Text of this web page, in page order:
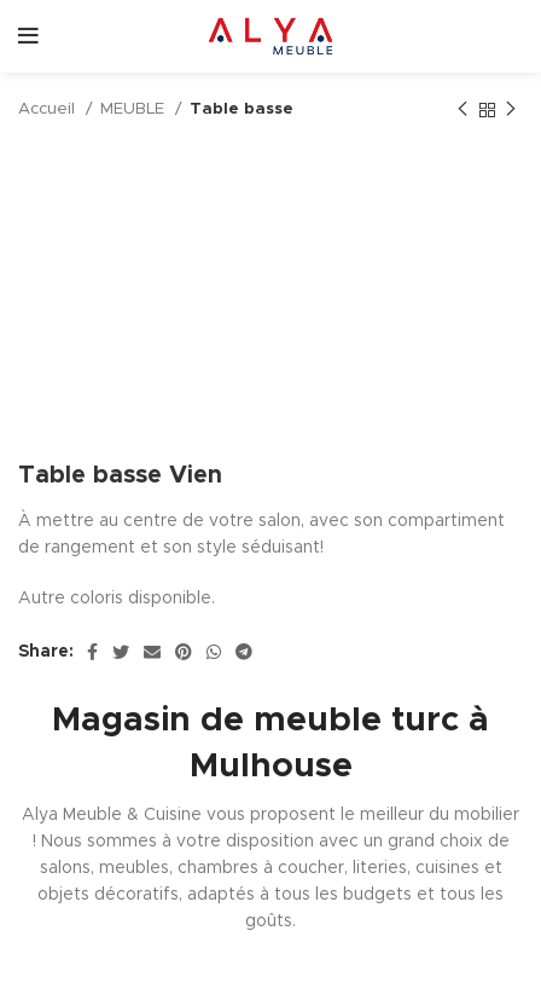
Accueil MEUBLE Table basse
Table basse Vien
À mettre au centre de votre salon, avec son compartiment
de rangement et son style séduisant!
Autre coloris disponible.
Share:
Magasin de meuble turc à
Mulhouse
Alya Meuble & Cuisine vous proposent le meilleur du mobilier
! Nous sommes à votre disposition avec un grand choix de
salons, meubles, chambres à coucher, literies, cuisines et
objets décoratifs, adaptés à tous les budgets et tous les
goûts.